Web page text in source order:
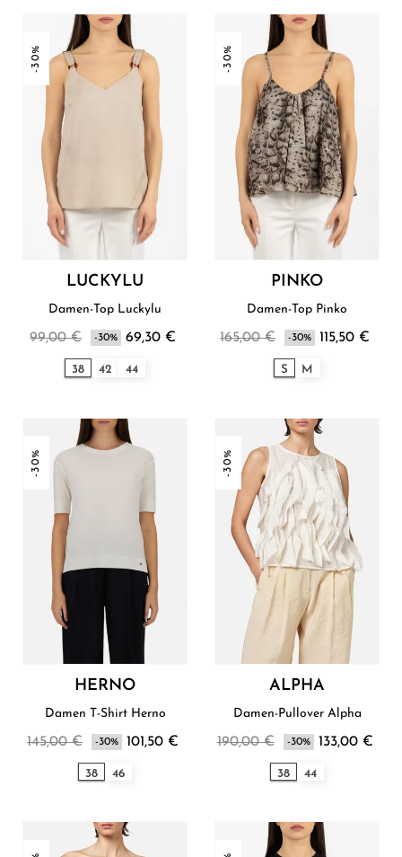
-30%
LUCKYLU
Damen-Top Luckylu
99,00 € -30% 69,30 €
38 42 44
-30%
PINKO
Damen-Top Pinko
165,00 € -30% 115,50 €
S M
-30%
HERNO
Damen T-Shirt Herno
145,00 € -30% 101,50 €
38 46
-30%
ALPHA
Damen-Pullover Alpha
190,00 € -30% 133,00 €
38 44